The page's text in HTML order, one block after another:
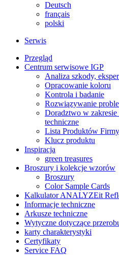
Deutsch
français
polski
Serwis
Przegląd
Centrum serwisowe IGP
Analiza szkody,
Opracowanie koloru
Kontrola i badanie
Rozwiązywanie
Doradztwo w
techniczne
Lista Produktów
Klucz produktu
Inspiracja
green treasures
Broszury i kolekcje wzorów
Broszury
Color Sample Cards
Kalkulator ANALYZEit
Informacje techniczne
Arkusze techniczne
Wytyczne dotyczące
karty charakterystyki
Certyfikaty
Service FAQ